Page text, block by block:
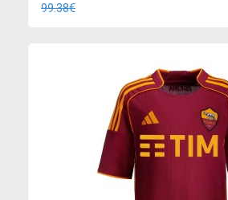
99.38€